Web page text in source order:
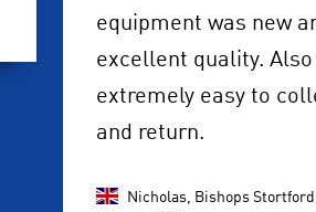
equipment was new
excellent quality. Also
extremely easy to
and return.
Nicholas, Bishops